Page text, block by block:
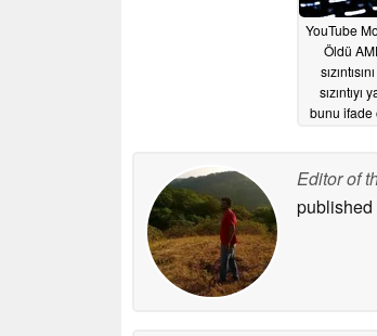
YouTube
Öldü
sızıntıyı
bunu ifade
Editor of